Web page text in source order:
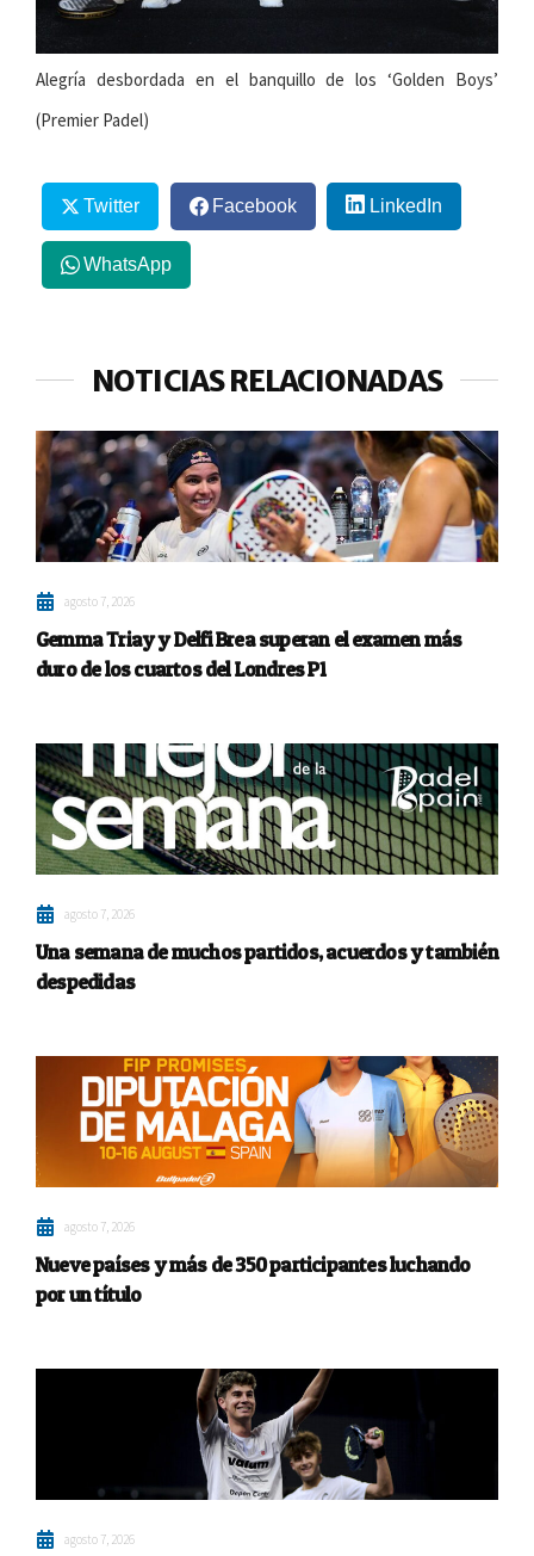
Alegría desbordada en el banquillo de los ‘Golden Boys’
(Premier Padel)
Twitter Facebook LinkedIn
WhatsApp
NOTICIAS RELACIONADAS
agosto 7, 2026
Gemma Triay y Delfi Brea superan el examen más
duro de los cuartos del Londres P1
agosto 7, 2026
Una semana de muchos partidos, acuerdos y también
despedidas
agosto 7, 2026
Nueve países y más de 350 participantes luchando
por un título
agosto 7, 2026